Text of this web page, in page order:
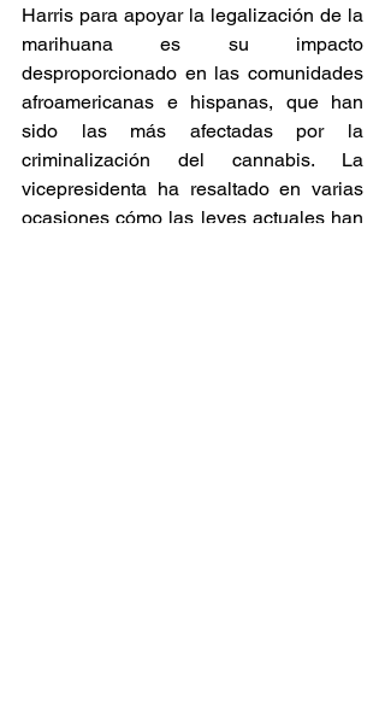
Harris para apoyar la legalización de la
marihuana es su impacto
desproporcionado en las comunidades
afroamericanas e hispanas, que han
sido las más afectadas por la
criminalización del cannabis. La
vicepresidenta ha resaltado en varias
ocasiones cómo las leyes actuales han